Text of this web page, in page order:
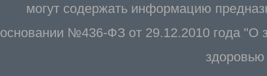
могут содержать информацию
основании №436-ФЗ от 29.12.2010 года "О